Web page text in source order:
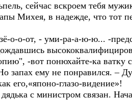
сейчас вскроем тебя
Михея, в надежде, что тот
о-о-от, - уми-ра-а-ю-ю... -
-вот понюхайте-ка
ему не понравился. –
его,«японо-глазо-видение»!
с министром связан.